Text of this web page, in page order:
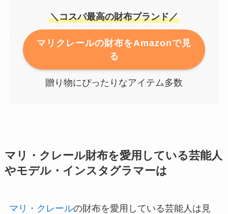
＼コスパ最高の財布ブランド／
マリクレールの財布をAmazonで見
る
贈り物にぴったりなアイテム多数
マリ・クレール財布を愛用している芸能人
やモデル・インスタグラマーは
マリ・クレールの財布を愛用している芸能人は見